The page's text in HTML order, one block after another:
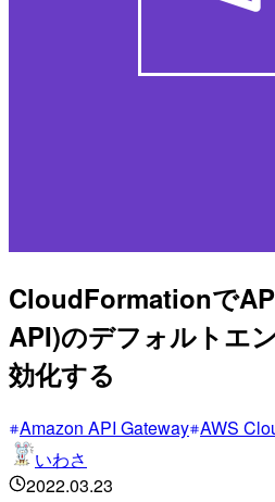
CloudFormationで
API)のデフォルトエ
効化する
Amazon API Gateway AWS
いわさ
2022.03.23